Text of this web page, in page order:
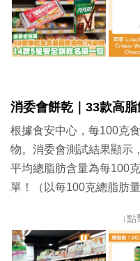
消委會餅乾｜ 33款高
根據食安中心，每100克
物。消委會測試結果顯示
平均總脂肪含量為每100
單！（以每100克總脂肪
↓點